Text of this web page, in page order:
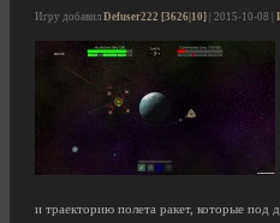
Игру добавил Defuser222 [3626|10] | 2015-10-08 |
и траекторию полета ракет, которые под